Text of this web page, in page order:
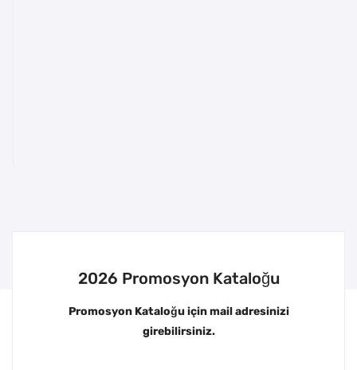
2026 Promosyon Kataloğu
Promosyon Kataloğu için mail adresinizi
girebilirsiniz.